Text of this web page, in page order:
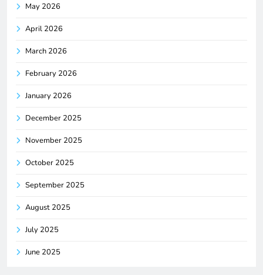
May 2026
April 2026
March 2026
February 2026
January 2026
December 2025
November 2025
October 2025
September 2025
August 2025
July 2025
June 2025